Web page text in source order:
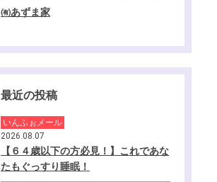
㈲あずま家
最近の投稿
いんふぉメール
2026.08.07
【６４歳以下の方必見！】これであな
たもぐっすり睡眠！